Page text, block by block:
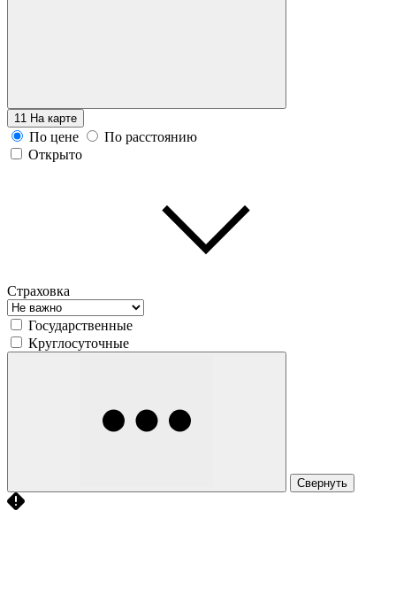
11 На карте
По цене
По расстоянию
Открыто
Страховка
Государственные
Круглосуточные
Свернуть